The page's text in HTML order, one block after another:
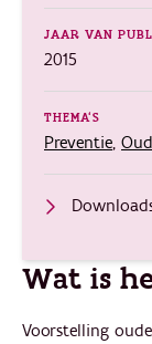
Wat is
Voorstelling
JAAR VAN
2015
THEMA'S
Preventie,